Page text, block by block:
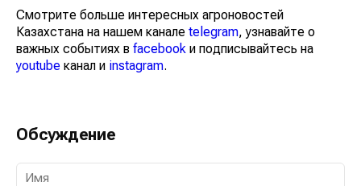
Смотрите больше интересных агроновостей
Казахстана на нашем каналеtelegram, узнавайте о
важных событиях вfacebook